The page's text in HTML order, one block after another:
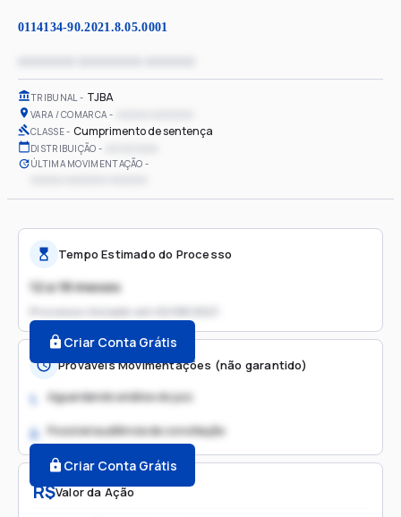
0114134-90.2021.8.05.0001
TRIBUNAL TJBA
VARA / COMARCA
CLASSE Cumprimento de sentença
DISTRIBUIÇÃO
ÚLTIMA MOVIMENTAÇÃO
R$Valor da Ação
Tempo Estimado do Processo
12 a 18 meses
Processo iniciado em
Criar Conta Grátis
Prováveis Movimentações (não garantido)
1. Aguardando análise do juiz
2. Possível audiência de conciliação
Criar Conta Grátis